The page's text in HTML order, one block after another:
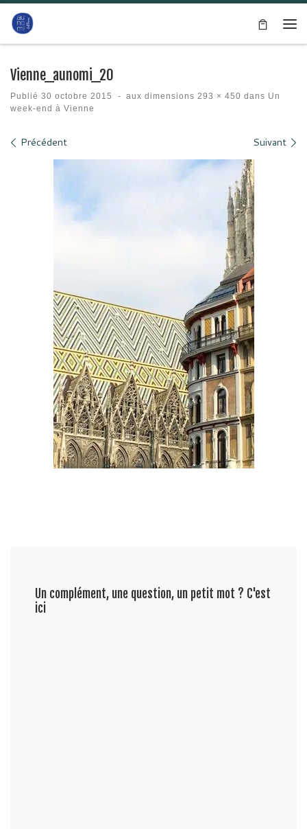
Passer au contenu
Vienne_aunomi_20
Publié 30 octobre 2015 - aux dimensions 293 × 450 dans Un
week-end à Vienne
Navigation des images
Précédent Suivant
Un complément, une question, un petit mot ? C'est
ici